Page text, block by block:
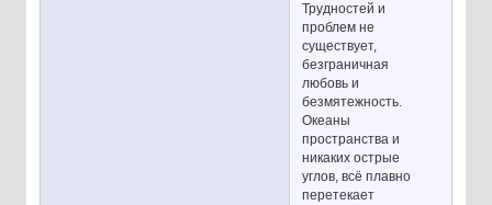
Трудностей и
проблем не
существует,
безграничная
любовь и
безмятежность.
Океаны
пространства и
никаких острые
углов, всё плавно
перетекает